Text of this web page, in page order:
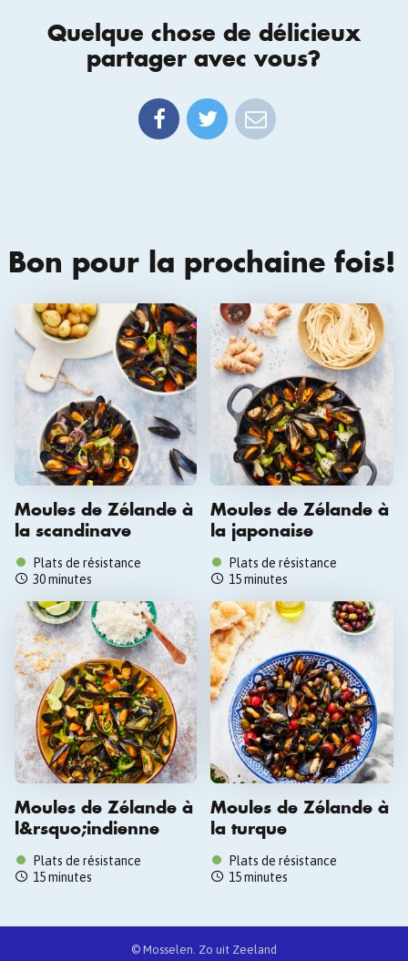
Quelque chose de délicieux
partager avec vous?
Bon pour la prochaine fois!
Moules de Zélande à
la scandinave
Plats de résistance
30 minutes
Moules de Zélande à
la japonaise
Plats de résistance
15 minutes
Moules de Zélande à
l&rsquo;indienne
Plats de résistance
15 minutes
Moules de Zélande à
la turque
Plats de résistance
15 minutes
© Mosselen. Zo uit Zeeland